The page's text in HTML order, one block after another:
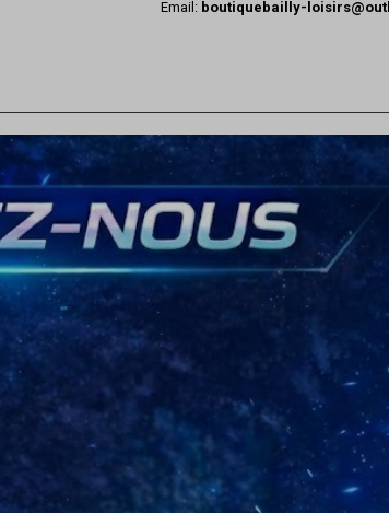
Email: boutiquebailly-